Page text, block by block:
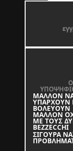
ΜΑΛΛΟΝ
ΥΠΑΡΧΟΥΝ
ΒΟΛΕΥΟΥΝ
ΜΑΛΛΟΝ
ΜΕ ΤΟΥΣ
BEZZECCHI
ΣΙΓΟΥΡΑ